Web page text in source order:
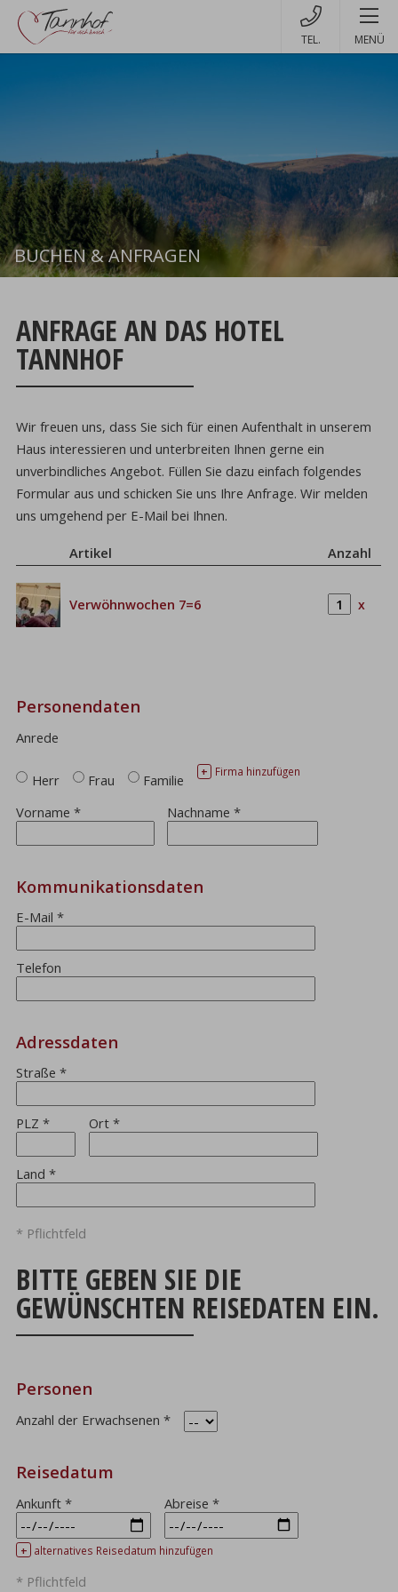
MENÜ
BUCHEN & ANFRAGEN Buchen
ANFRAGE AN DAS HOTEL
TANNHOF
Wir freuen uns, dass Sie sich für einen Aufenthalt in unserem
Haus interessieren und unterbreiten Ihnen gerne ein
unverbindliches Angebot. Füllen Sie dazu einfach folgendes
Formular aus und schicken Sie uns Ihre Anfrage. Wir melden
uns umgehend per E-Mail bei Ihnen.
Artikel Anzahl
Verwöhnwochen 7=6 x
Personendaten
Anrede
Herr Frau Familie + Firma hinzufügen
Vorname* Nachname*
Kommunikationsdaten
E-Mail*
Telefon
Adressdaten
Straße*
PLZ* Ort *
Land*
* Pflichtfeld
BITTE GEBEN SIE DIE
GEWÜNSCHTEN REISEDATEN EIN.
Personen
Anzahl der Erwachsenen*
Reisedatum
Ankunft* Abreise *
+ alternatives Reisedatum hinzufügen
* Pflichtfeld